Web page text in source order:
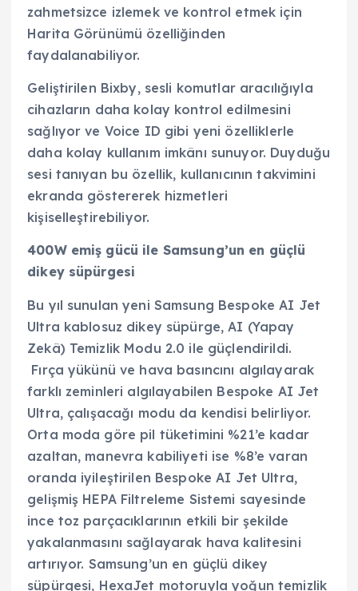
zahmetsizce izlemek ve kontrol etmek için
Harita Görünümü özelliğinden
faydalanabiliyor.
Geliştirilen Bixby, sesli komutlar aracılığıyla
cihazların daha kolay kontrol edilmesini
sağlıyor ve Voice ID gibi yeni özelliklerle
daha kolay kullanım imkânı sunuyor. Duyduğu
sesi tanıyan bu özellik, kullanıcının takvimini
ekranda göstererek hizmetleri
kişiselleştirebiliyor.
400W emiş gücü ile Samsung’un en güçlü
dikey süpürgesi
Bu yıl sunulan yeni Samsung Bespoke AI Jet
Ultra kablosuz dikey süpürge, AI (Yapay
Zekâ) Temizlik Modu 2.0 ile güçlendirildi.
Fırça yükünü ve hava basıncını algılayarak
farklı zeminleri algılayabilen Bespoke AI Jet
Ultra, çalışacağı modu da kendisi belirliyor.
Orta moda göre pil tüketimini %21’e kadar
azaltan, manevra kabiliyeti ise %8’e varan
oranda iyileştirilen Bespoke AI Jet Ultra,
gelişmiş HEPA Filtreleme Sistemi sayesinde
ince toz parçacıklarının etkili bir şekilde
yakalanmasını sağlayarak hava kalitesini
artırıyor. Samsung’un en güçlü dikey
süpürgesi, HexaJet motoruyla yoğun temizlik